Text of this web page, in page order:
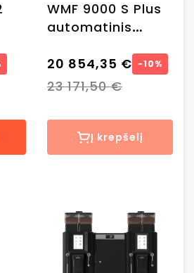
WMF 9000 S Plus
automatinis
20 854,35 € −10%
23 171,50 €
Į krepšelį